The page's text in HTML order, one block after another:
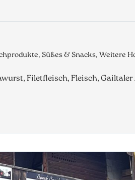
Süßes & Snacks, Weitere
Filetfleisch, Fleisch, Gailtaler